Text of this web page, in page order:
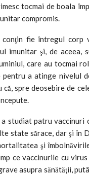
tocmai de boala
compromis.
fie întregul corp
imunitar şi, de
care au tocmai
a atinge nivelul
spre deosebire de
studiat patru
state sărace, dar şi în
şi
ce vaccinurile cu
asupra sănătăţii,